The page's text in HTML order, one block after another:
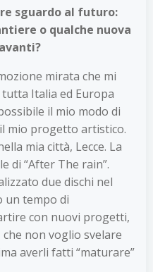
sguardo al futuro:
o qualche nuova
mirata che mi
Italia ed Europa
il mio modo di
mio progetto artistico.
mia città, Lecce. La
di “After The rain”.
due dischi nel
un tempo di
con nuovi progetti,
non voglio svelare
averli fatti “maturare”